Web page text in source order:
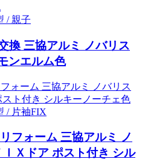
/ 親子
換 三協アルミ ノバリス
ンエルム色
/ 片袖FIX
フォーム 三協アルミ ノ
Ｘドア ポスト付き シル